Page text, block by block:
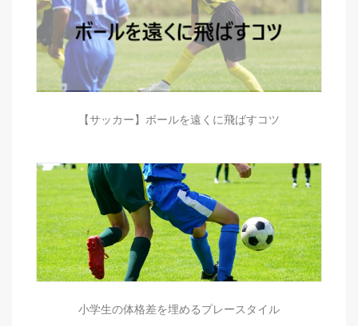
【サッカー】ボールを遠くに飛ばすコツ
小学生の体格差を埋めるプレースタイル